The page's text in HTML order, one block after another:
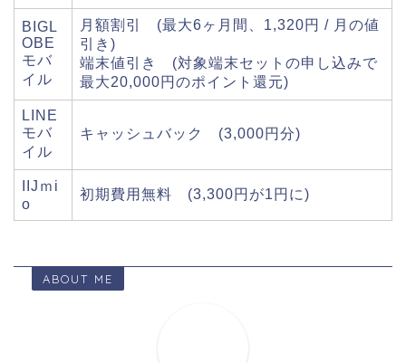
BIGL
OBE
モバ
イル
月額割引 (最大6ヶ月間、1,320円 / 月の値
引き)
端末値引き (対象端末セットの申し込みで
最大20,000円のポイント還元)
LINE
モバ
イル
キャッシュバック (3,000円分)
IIJｍi
o
初期費用無料 (3,300円が1円に)
ABOUT ME